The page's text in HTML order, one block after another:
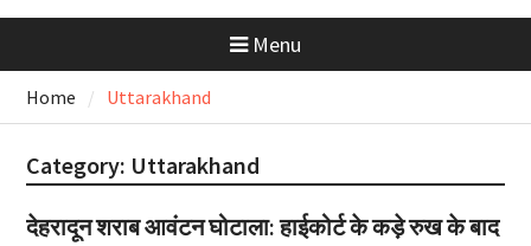
Menu
Home Uttarakhand
Category: Uttarakhand
देहरादून शराब आवंटन घोटाला: हाईकोर्ट के कड़े रुख के बाद